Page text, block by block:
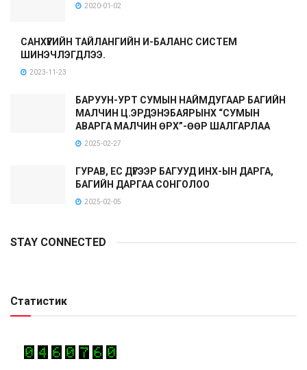
2020-01-02
САНХҮҮГИЙН ТАЙЛАНГИЙН И-БАЛАНС СИСТЕМ
ШИНЭЧЛЭГДЛЭЭ.
2023-11-23
БАРУУН-УРТ СУМЫН НАЙМДУГААР БАГИЙН
МАЛЧИН Ц.ЭРДЭНЭБАЯРЫНХ “СУМЫН
АВАРГА МАЛЧИН ӨРХ”-ӨӨР ШАЛГАРЛАА
2025-02-27
ГУРАВ, ЕС ДҮГЭЭР БАГУУД ИНХ-ЫН ДАРГА,
БАГИЙН ДАРГАА СОНГОЛОО
2025-02-05
STAY CONNECTED
Статистик